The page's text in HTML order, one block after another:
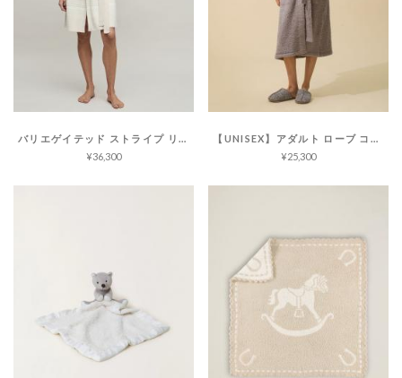
バリエゲイテッド ストライプ リブ ローブ コージーシックライト
¥36,300
【UNISEX】アダルト ローブ コージーシック
¥25,300